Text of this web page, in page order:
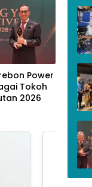
Power
Tokoh
2026